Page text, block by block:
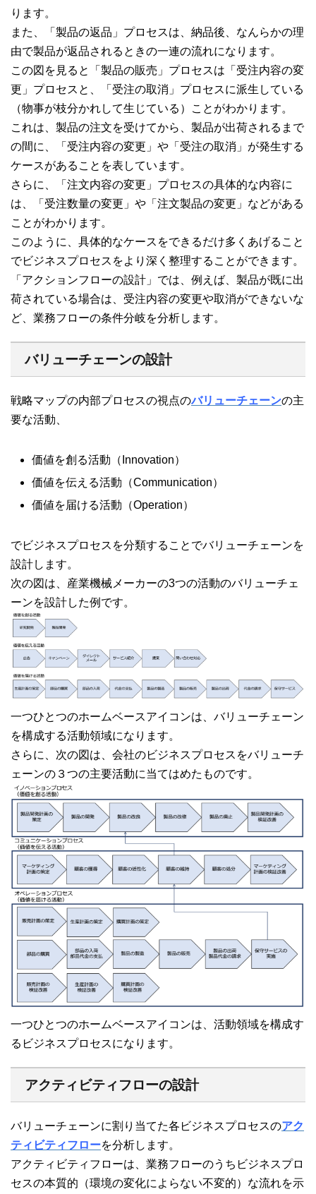
ります。
また、「製品の返品」プロセスは、納品後、なんらかの理
由で製品が返品されるときの一連の流れになります。
この図を見ると「製品の販売」プロセスは「受注内容の変
更」プロセスと、「受注の取消」プロセスに派生している
（物事が枝分かれして生じている）ことがわかります。
これは、製品の注文を受けてから、製品が出荷されるまで
の間に、「受注内容の変更」や「受注の取消」が発生する
ケースがあることを表しています。
さらに、「注文内容の変更」プロセスの具体的な内容に
は、「受注数量の変更」や「注文製品の変更」などがある
ことがわかります。
このように、具体的なケースをできるだけ多くあげること
でビジネスプロセスをより深く整理することができます。
「アクションフローの設計」では、例えば、製品が既に出
荷されている場合は、受注内容の変更や取消ができないな
ど、業務フローの条件分岐を分析します。
バリューチェーンの設計
戦略マップの内部プロセスの視点のバリューチェーンの主
要な活動、
価値を創る活動（Innovation）
価値を伝える活動（Communication）
価値を届ける活動（Operation）
でビジネスプロセスを分類することでバリューチェーンを
設計します。
次の図は、産業機械メーカーの3つの活動のバリューチェ
ーンを設計した例です。
一つひとつのホームベースアイコンは、バリューチェーン
を構成する活動領域になります。
さらに、次の図は、会社のビジネスプロセスをバリューチ
ェーンの３つの主要活動に当てはめたものです。
一つひとつのホームベースアイコンは、活動領域を構成す
るビジネスプロセスになります。
アクティビティフローの設計
バリューチェーンに割り当てた各ビジネスプロセスのアク
ティビティフローを分析します。
アクティビティフローは、業務フローのうちビジネスプロ
セスの本質的（環境の変化によらない不変的）な流れを示